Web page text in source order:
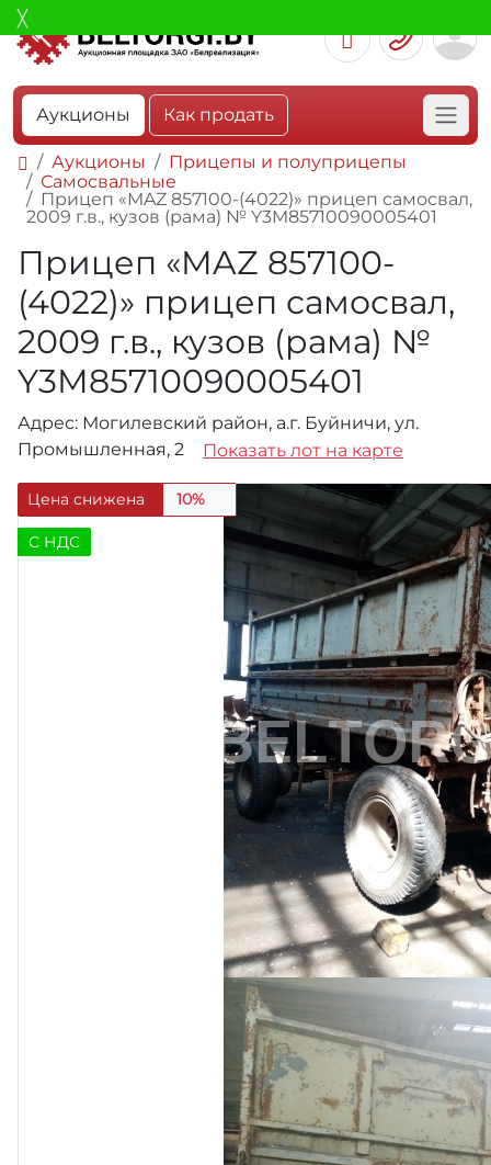
Аукционы Как продать
Аукционы
Прицепы и полуприцепы
Самосвальные
Прицеп «MAZ 857100-(4022)» прицеп самосвал,
2009 г.в., кузов (рама) № Y3M85710090005401
Прицеп «MAZ 857100-
(4022)» прицеп самосвал,
2009 г.в., кузов (рама) №
Y3M85710090005401
Адрес: Могилевский район, а.г. Буйничи, ул.
Промышленная, 2
Показать лот на карте
Цена снижена 10%
C НДС